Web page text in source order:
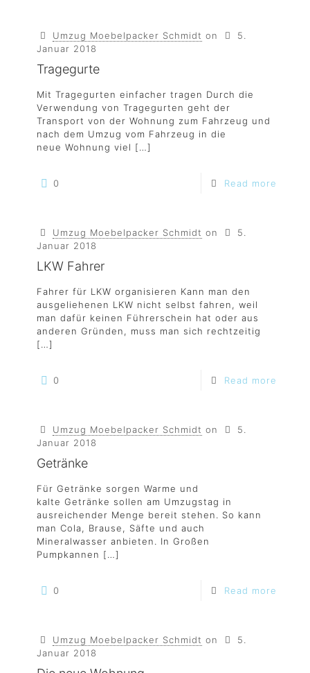
Umzug Moebelpacker Schmidt on
5.
Januar 2018
Tragegurte
Mit Tragegurten einfacher tragen Durch die
Verwendung von Tragegurten geht der
Transport von der Wohnung zum Fahrzeug und
nach dem Umzug vom Fahrzeug in die
neue Wohnung viel […]
0 Read more
Umzug Moebelpacker Schmidt on
5.
Januar 2018
LKW Fahrer
Fahrer für LKW organisieren Kann man den
ausgeliehenen LKW nicht selbst fahren, weil
man dafür keinen Führerschein hat oder aus
anderen Gründen, muss man sich rechtzeitig
[…]
0 Read more
Umzug Moebelpacker Schmidt on
5.
Januar 2018
Getränke
Für Getränke sorgen Warme und
kalte Getränke sollen am Umzugstag in
ausreichender Menge bereit stehen. So kann
man Cola, Brause, Säfte und auch
Mineralwasser anbieten. In Großen
Pumpkannen […]
0 Read more
Umzug Moebelpacker Schmidt on
5.
Januar 2018